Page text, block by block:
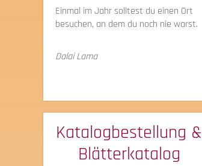
Einmal im Jahr solltest du einen Ort
besuchen, an dem du noch nie warst.
Dalai Lama
Katalogbestellung &
Blätterkatalog